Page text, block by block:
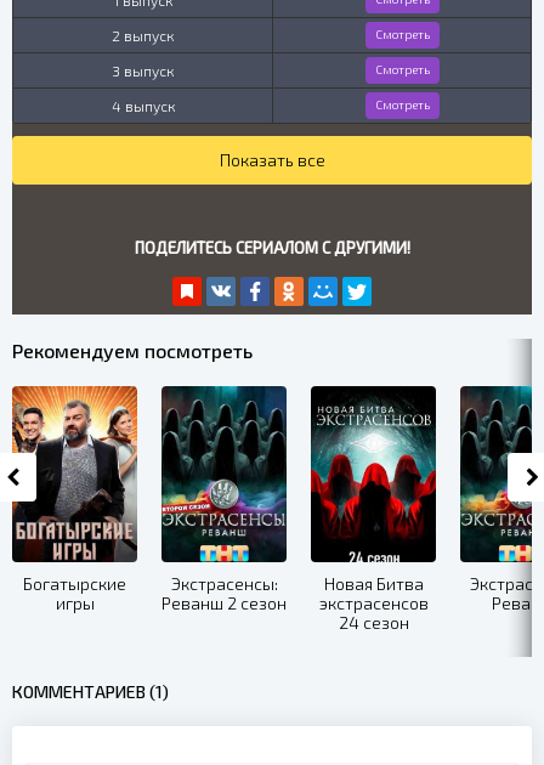
2 выпуск Смотреть
3 выпуск Смотреть
4 выпуск Смотреть
Показать все
ПОДЕЛИТЕСЬ СЕРИАЛОМ С ДРУГИМИ!
Рекомендуем посмотреть
Богатырские
игры
Экстрасенсы:
Реванш 2 сезон
Новая Битва
экстрасенсов
24 сезон
КОММЕНТАРИЕВ (1)